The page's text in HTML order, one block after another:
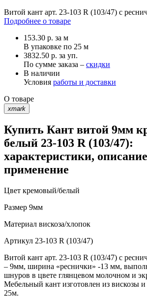
Витой кант арт. 23-103 R (103/47) с
Подробнее о товаре
153.30 р. за м
В упаковке по 25 м
3832.50 р. за уп.
По сумме заказа – скидки
В наличии
Условия работы и доставки
О товаре
xmark
Купить Кант витой 9мм
белый 23-103 R (103/47):
характеристики,
применение
Цвет кремовый/белый
Размер 9мм
Материал вискоза/хлопок
Артикул 23-103 R (103/47)
Витой кант арт. 23-103 R (103/47) с
– 9мм, ширина «реснички» -13 мм,
шнуров в цвете глянцевом молочном и
Мебельный кант изготовлен из вискозы и
25м.